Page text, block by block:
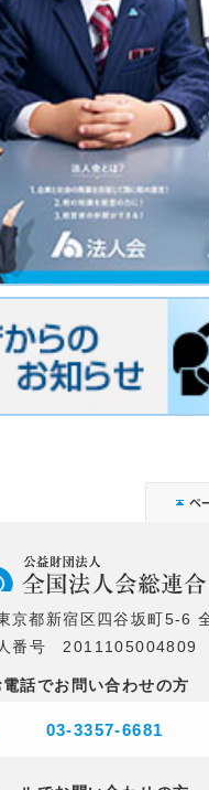
京都新宿区四谷坂町5-6
番号 2011105004809
電話でお問い合わせの方
03-3357-6681